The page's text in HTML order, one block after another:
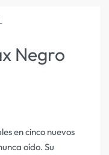
Negro
en cinco nuevos
oído. Su